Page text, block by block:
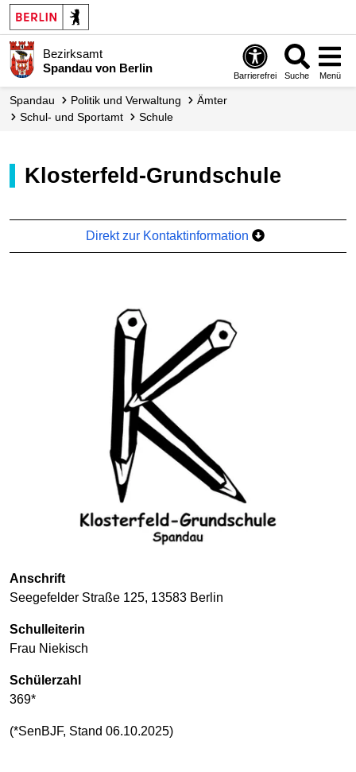
Bezirksamt
Spandau von Berlin
Barrierefrei Suche Menü
Spandau Politik und Verwaltung
Ämter
Schul- und Sportamt
Schule
Klosterfeld-Grundschule
Direkt zur Kontaktinformation
Anschrift
Seegefelder Straße 125, 13583 Berlin
Schulleiterin
Frau Niekisch
Schülerzahl
369*
(*SenBJF, Stand 06.10.2025)